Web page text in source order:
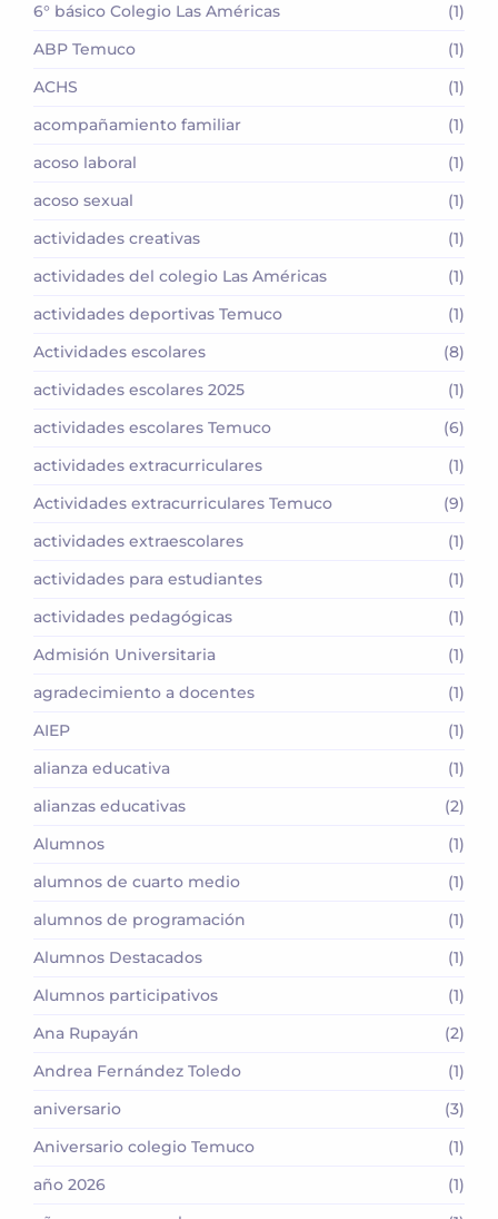
6° básico Colegio Las Américas
(1)
ABP Temuco
(1)
ACHS
(1)
acompañamiento familiar
(1)
acoso laboral
(1)
acoso sexual
(1)
actividades creativas
(1)
actividades del colegio Las Américas
(1)
actividades deportivas Temuco
(1)
Actividades escolares
(8)
actividades escolares 2025
(1)
actividades escolares Temuco
(6)
actividades extracurriculares
(1)
Actividades extracurriculares Temuco
(9)
actividades extraescolares
(1)
actividades para estudiantes
(1)
actividades pedagógicas
(1)
Admisión Universitaria
(1)
agradecimiento a docentes
(1)
AIEP
(1)
alianza educativa
(1)
alianzas educativas
(2)
Alumnos
(1)
alumnos de cuarto medio
(1)
alumnos de programación
(1)
Alumnos Destacados
(1)
Alumnos participativos
(1)
Ana Rupayán
(2)
Andrea Fernández Toledo
(1)
aniversario
(3)
Aniversario colegio Temuco
(1)
año 2026
(1)